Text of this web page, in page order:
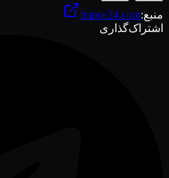
منبع:
france24.com
اشتراک‌گذاری